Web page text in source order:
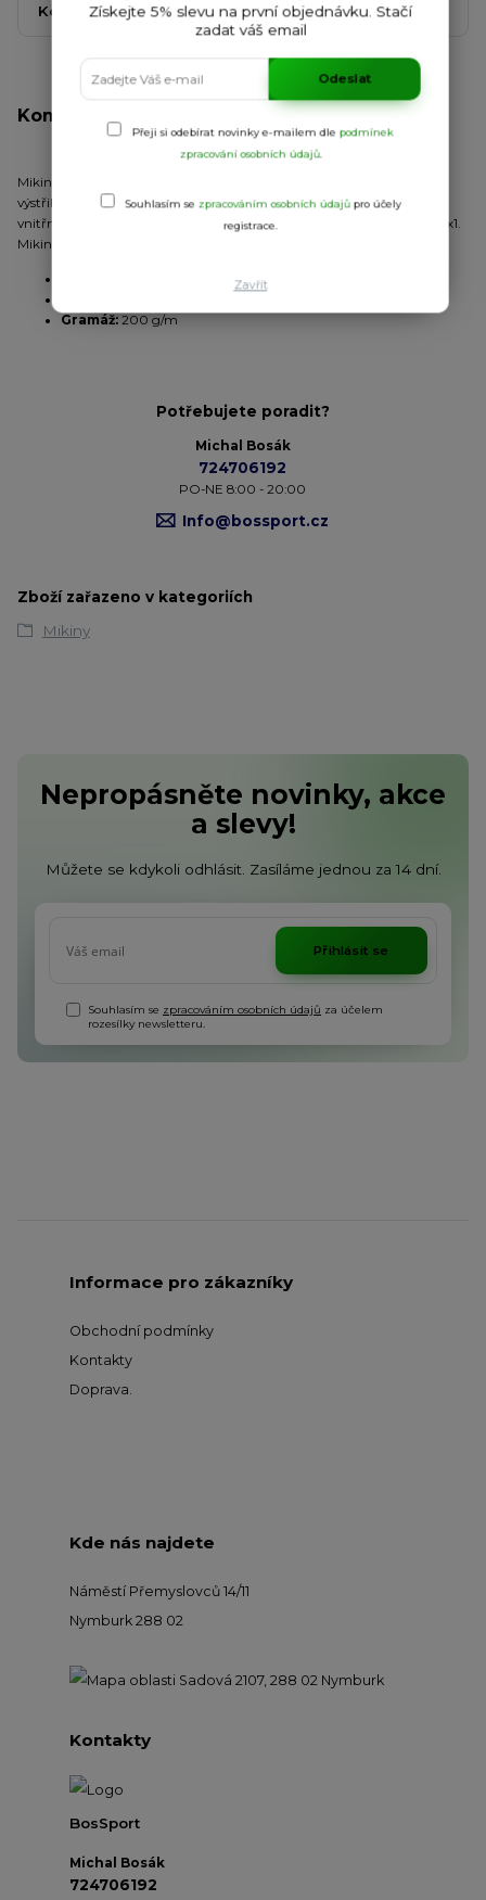
Kompletní specifikace Komentáře 0
Kompletní specifikace
Mikina s raglánovým rukávem, česanou vnitřní stranou. Mikina má
výstřih s polovičním zipem a zesíleným zakrytím švů tón v tónu na
vnitřní straně, žebrovanou zadní část výstřihu, manžety a spodní lem 1x1.
Mikina ke kombinaci s dlouhými kalhotami ARGOS.
Gramáž: 200 g/m
Potřebujete poradit?
Michal Bosák
724706192
PO-NE 8:00 - 20:00
Info@bossport.cz
Zboží zařazeno v kategoriích
Mikiny
Nepropásněte novinky, akce
a slevy!
Můžete se kdykoli odhlásit. Zasíláme jednou za 14 dní.
Přihlásit se
Souhlasím se zpracováním osobních údajů za účelem
rozesílky newsletteru.
Informace pro zákazníky
Obchodní podmínky
Kontakty
Doprava
Kde nás najdete
Náměstí Přemyslovců 14/11
Nymburk 288 02
Kontakty
BosSport
Michal Bosák
724706192
Získejte 5% slevu na první objednávku. Stačí
zadat váš email
Odeslat
Přeji si odebírat novinky e-mailem dle podmínek
zpracování osobních údajů.
Souhlasím se zpracováním osobních údajůpro účely
registrace.
Zavřít